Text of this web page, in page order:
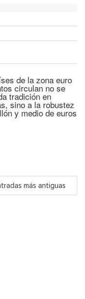
de la zona euro
circulan no se
tradición en
sino a la robustez
y medio de euros
más antiguas